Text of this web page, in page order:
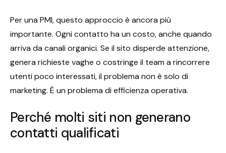
Per una PMI, questo approccio è ancora più
importante. Ogni contatto ha un costo, anche quando
arriva da canali organici. Se il sito disperde attenzione,
genera richieste vaghe o costringe il team a rincorrere
utenti poco interessati, il problema non è solo di
marketing. È un problema di efficienza operativa.
Perché molti siti non generano
contatti qualificati